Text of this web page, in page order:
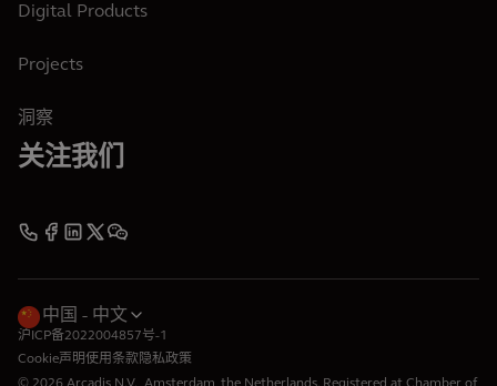
Digital Products
Projects
洞察
关注我们
沪ICP备2022004857号-1
Cookie声明使用条款 隐私政策
中国 中文